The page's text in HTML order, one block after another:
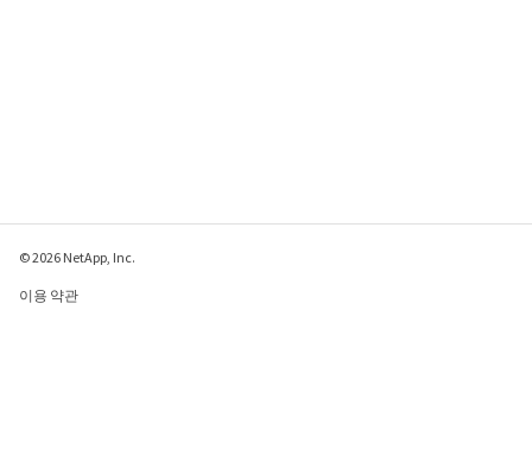
© 2026 NetApp, Inc.
이용 약관